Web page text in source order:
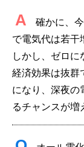
A
確かに、
で電気代は若干
しかし、ゼロに
経済効果は抜群
になり、深夜の
るチャンスが増